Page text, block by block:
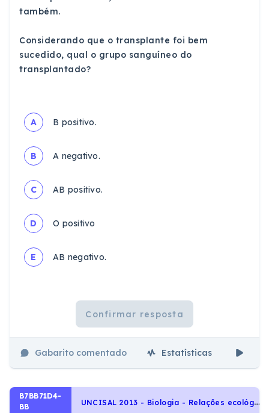
também.
Considerando que o transplante foi bem
sucedido, qual o grupo sanguíneo do
transplantado?
A B positivo.
B A negativo.
C AB positivo.
D O positivo
E AB negativo.
Confirmar resposta
Gabarito comentado Estatísticas
B7BB71D4-
BB
U
NCISAL 2013 - Biologia - Relações ecológicas, Ecologia e ciências ambientais